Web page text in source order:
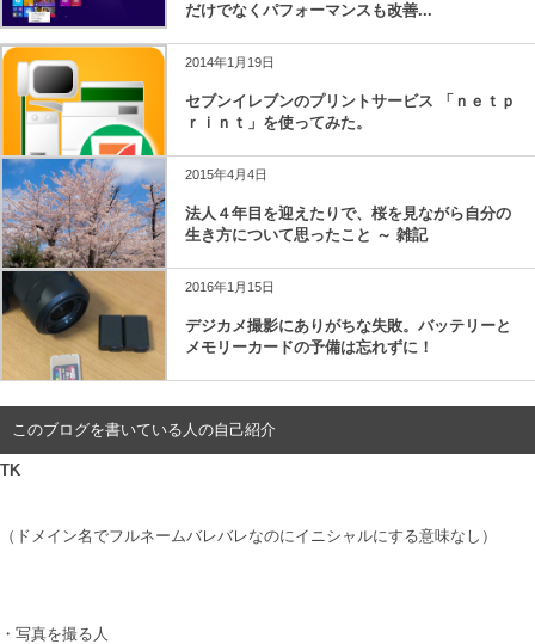
だけでなくパフォーマンスも改善...
2014年1月19日
セブンイレブンのプリントサービス 「ｎｅｔｐ
ｒｉｎｔ」を使ってみた。
2015年4月4日
法人４年目を迎えたりで、桜を見ながら自分の
生き方について思ったこと ～ 雑記
2016年1月15日
デジカメ撮影にありがちな失敗。バッテリーと
メモリーカードの予備は忘れずに！
このブログを書いている人の自己紹介
TK
（ドメイン名でフルネームバレバレなのにイニシャルにする意味なし）
・写真を撮る人